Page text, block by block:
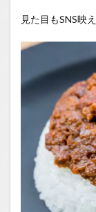
見た目もSNS映